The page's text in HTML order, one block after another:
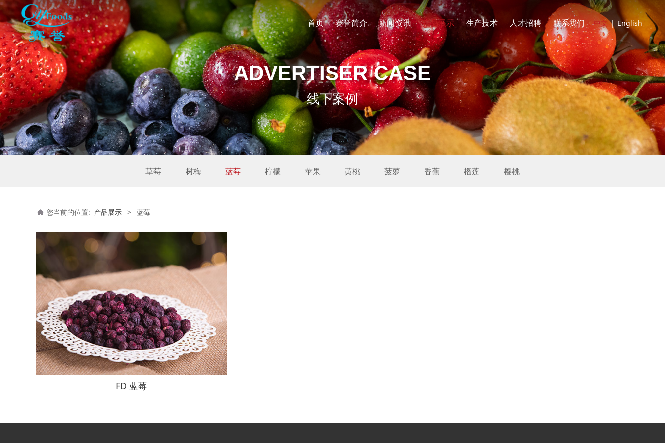
中文 | English
首页 赛誉简介 新闻资讯 产品展示 生产技术 人才招聘 联系我们
ADVERTISER CASE
线下案例
草莓 树梅 蓝莓 柠檬 苹果 黄桃 菠萝 香蕉 榴莲 樱桃
您当前的位置: 产品展示 > 蓝莓
FD 蓝莓